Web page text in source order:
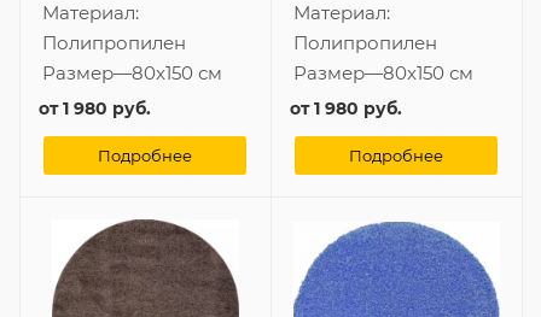
Материал:
Полипропилен
Размер—80x150 см
от1 980 руб.
Подробнее
Материал:
Полипропилен
Размер—80x150 см
от1 980 руб.
Подробнее